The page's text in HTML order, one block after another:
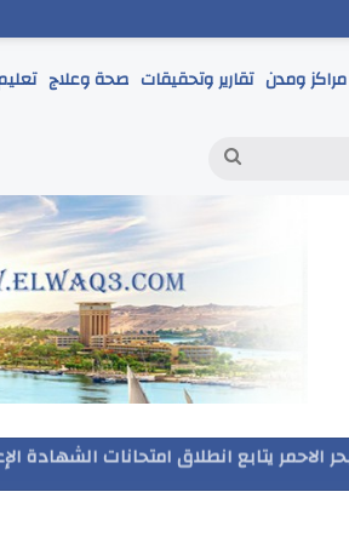
مراكز ومدن تقارير وتحقيقات صحة وعلاج
بحث
الاحمر يتابع انطلاق امتحانات الشهادة